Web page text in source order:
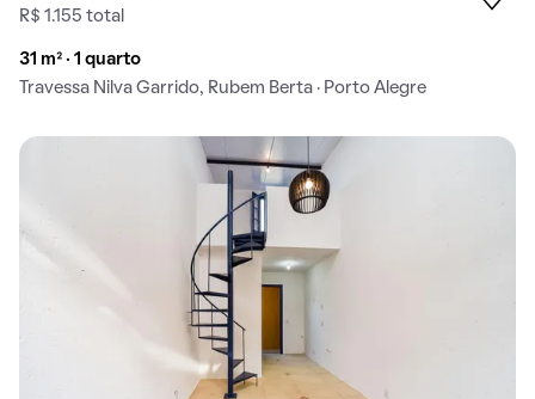
R$ 1.155 total
31 m² · 1 quarto
Travessa Nilva Garrido, Rubem Berta · Porto Alegre